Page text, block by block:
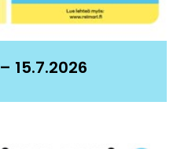
15.7.2026